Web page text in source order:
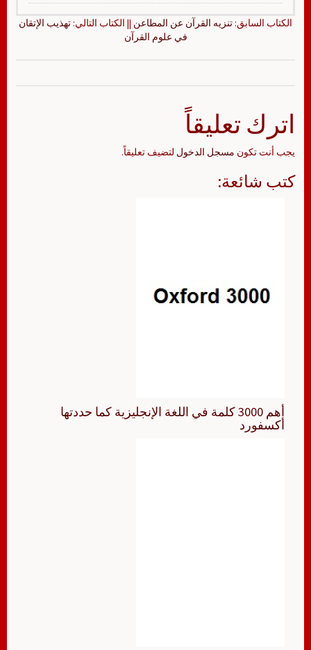
الكتاب السابق: تنزيه القرآن عن المطاعن || الكتاب التالي: تهذيب الإتقان
في علوم القرآن
اترك تعليقاً
يجب أنت تكون مسجل الدخول لتضيف تعليقاً.
كتب شائعة:
أهم 3000 كلمة في اللغة الإنجليزية كما حددتها
أكسفورد